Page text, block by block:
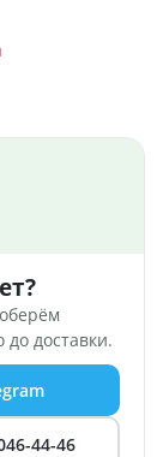
доставки.
44-46